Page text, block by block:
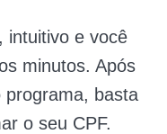
intuitivo e você
minutos. Após
programa, basta
o seu CPF.